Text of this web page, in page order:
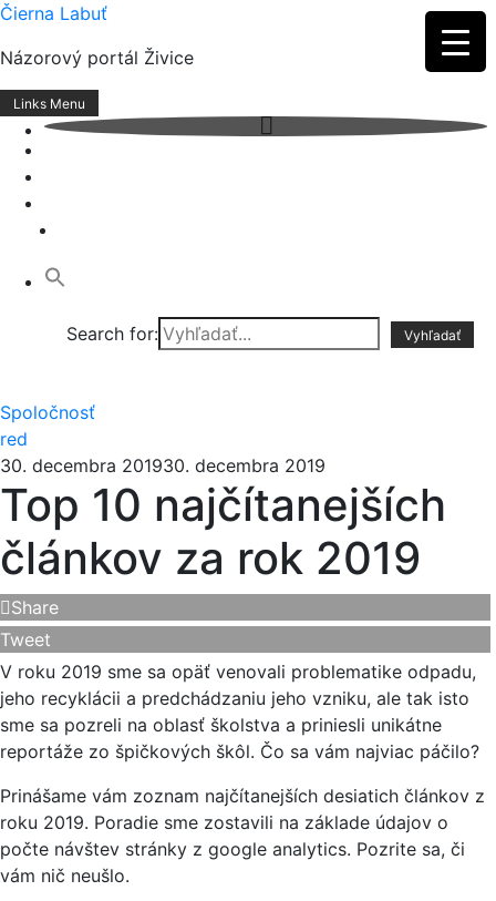
Skip
content
Čierna Labuť
Názorový portál Živice
Links Menu
Search for:
Spoločnosť
red
30. decembra 201930. decembra 2019
Top 10 najčítanejších
článkov za rok 2019
Share
Tweet
V roku 2019 sme sa opäť venovali problematike odpadu,
jeho recyklácii a predchádzaniu jeho vzniku, ale tak isto
sme sa pozreli na oblasť školstva a priniesli unikátne
reportáže zo špičkových škôl. Čo sa vám najviac páčilo?
Prinášame vám zoznam najčítanejších desiatich článkov z
roku 2019. Poradie sme zostavili na základe údajov o
počte návštev stránky z google analytics. Pozrite sa, či
vám nič neušlo.